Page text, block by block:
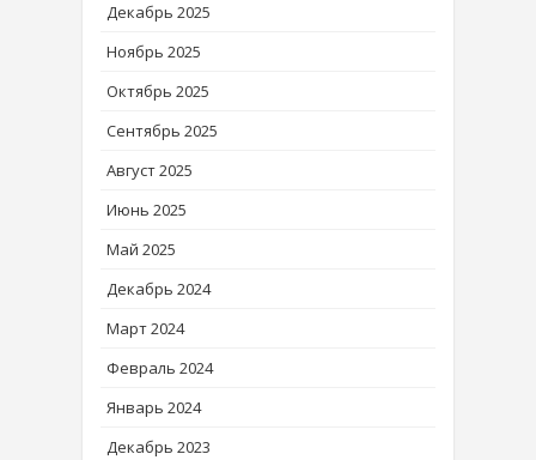
Декабрь 2025
Ноябрь 2025
Октябрь 2025
Сентябрь 2025
Август 2025
Июнь 2025
Май 2025
Декабрь 2024
Март 2024
Февраль 2024
Январь 2024
Декабрь 2023